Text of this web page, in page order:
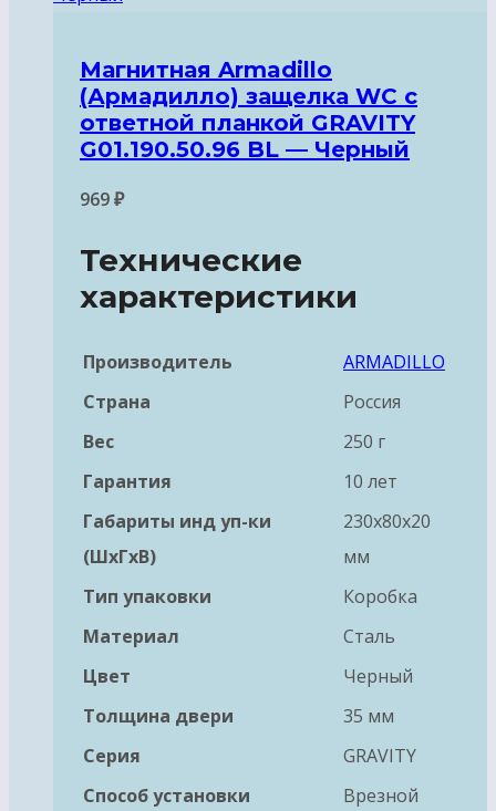
Магнитная Armadillo
(Армадилло) защелка WC с
ответной планкой GRAVITY
G01.190.50.96 BL — Черный
969₽
Технические
характеристики
Производитель
ARMADILLO
Страна
Россия
Вес
250 г
Гарантия
10 лет
Габариты инд уп-ки
(ШхГхВ)
230x80x20
мм
Тип упаковки
Коробка
Материал
Сталь
Цвет
Черный
Толщина двери
35 мм
Серия
GRAVITY
Способ установки
Врезной